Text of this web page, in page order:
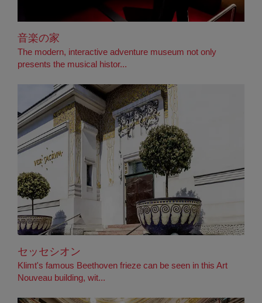
音楽の家
The modern, interactive adventure museum not only
presents the musical histor...
セッセシオン
Klimt's famous Beethoven frieze can be seen in this Art
Nouveau building, wit...